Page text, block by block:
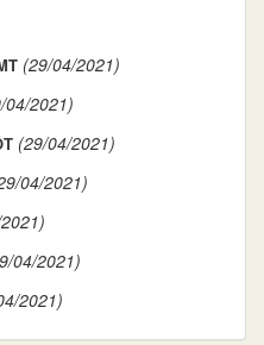
(29/04/2021)
04/2021)
(29/04/2021)
04/2021)
04/2021)
2021)